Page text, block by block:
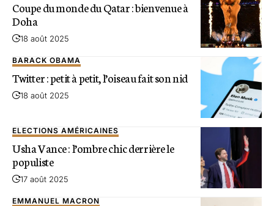
Coupe du monde du Qatar : bienvenue à
Doha
18 août 2025
BARACK OBAMA
Twitter : petit à petit, l’oiseau fait son nid
18 août 2025
ELECTIONS AMÉRICAINES
Usha Vance : l’ombre chic derrière le
populiste
17 août 2025
EMMANUEL MACRON